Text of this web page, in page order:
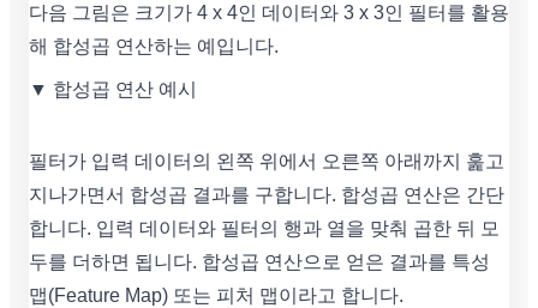
다음 그림은 크기가 4 x 4인 데이터와 3 x 3인 필터를 활용
해 합성곱 연산하는 예입니다.
▼ 합성곱 연산 예시
필터가 입력 데이터의 왼쪽 위에서 오른쪽 아래까지 훑고
지나가면서 합성곱 결과를 구합니다. 합성곱 연산은 간단
합니다. 입력 데이터와 필터의 행과 열을 맞춰 곱한 뒤 모
두를 더하면 됩니다. 합성곱 연산으로 얻은 결과를 특성
맵(Feature Map) 또는 피처 맵이라고 합니다.